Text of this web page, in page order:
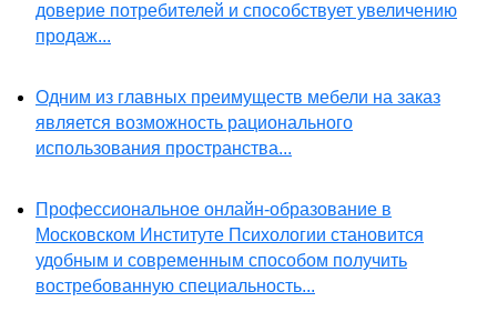
доверие потребителей и способствует увеличению
продаж...
Одним из главных преимуществ мебели на заказ
является возможность рационального
использования пространства...
Профессиональное онлайн-образование в
Московском Институте Психологии становится
удобным и современным способом получить
востребованную специальность...